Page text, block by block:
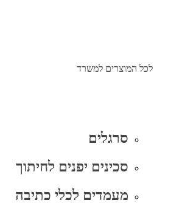
לכל המוצרים למשרד
סרגלים
סכינים יפנים לחיתוך
מעמדים לכלי כתיבה